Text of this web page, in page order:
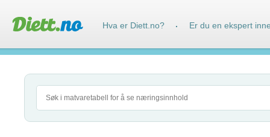
Hva er Diett.no? · Er du en ekspert